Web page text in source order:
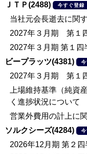
ＪＴＰ(2488)
今すぐ登録
当社元会長逝去に関
2027年３月期 第１
2027年３月期 第１四
ビープラッツ(4381)
2027年３月期 第１
上場維持基準（純資
く進捗状況について
営業外費用の計上に
ソルクシーズ(4284)
2026年12月期 第２